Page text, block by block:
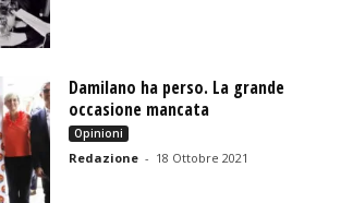
Damilano ha perso. La grande
occasione mancata
Opinioni
Redazione - 18 Ottobre 2021